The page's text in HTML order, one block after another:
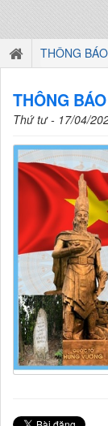
THÔNG BÁO
THÔNG
Thứ tư - 17/04/